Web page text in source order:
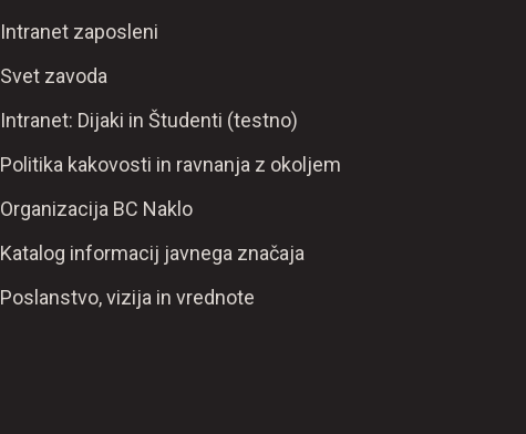
Intranet zaposleni
Svet zavoda
Intranet: Dijaki in Študenti (testno)
Politika kakovosti in ravnanja z okoljem
Organizacija BC Naklo
Katalog informacij javnega značaja
Poslanstvo, vizija in vrednote